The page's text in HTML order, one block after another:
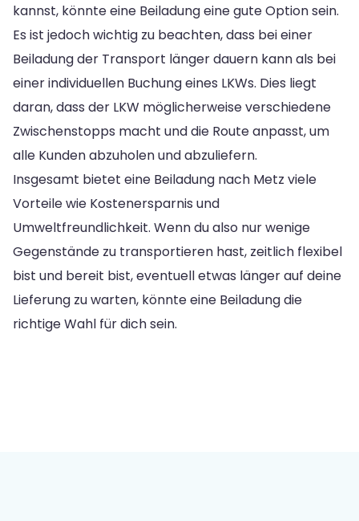
kannst, könnte eine Beiladung eine gute Option sein.
Es ist jedoch wichtig zu beachten, dass bei einer
Beiladung der Transport länger dauern kann als bei
einer individuellen Buchung eines LKWs. Dies liegt
daran, dass der LKW möglicherweise verschiedene
Zwischenstopps macht und die Route anpasst, um
alle Kunden abzuholen und abzuliefern.
Insgesamt bietet eine Beiladung nach Metz viele
Vorteile wie Kostenersparnis und
Umweltfreundlichkeit. Wenn du also nur wenige
Gegenstände zu transportieren hast, zeitlich flexibel
bist und bereit bist, eventuell etwas länger auf deine
Lieferung zu warten, könnte eine Beiladung die
richtige Wahl für dich sein.